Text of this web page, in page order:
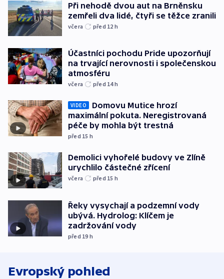
Při nehodě dvou aut na Brněnsku
zemřeli dva lidé, čtyři se těžce zranili
včera před 12 h
Účastníci pochodu Pride upozorňují
na trvající nerovnosti i společenskou
atmosféru
včera před 14h
VIDEO
Domovu Mutice hrozí
maximální pokuta. Neregistrovaná
péče by mohla být trestná
před 15 h
Demolici vyhořelé budovy ve Zlíně
urychlilo částečné zřícení
včera před 15 h
Řeky vysychají a podzemní vody
ubývá. Hydrolog: Klíčem je
zadržování vody
před 19 h
Evropský pohled